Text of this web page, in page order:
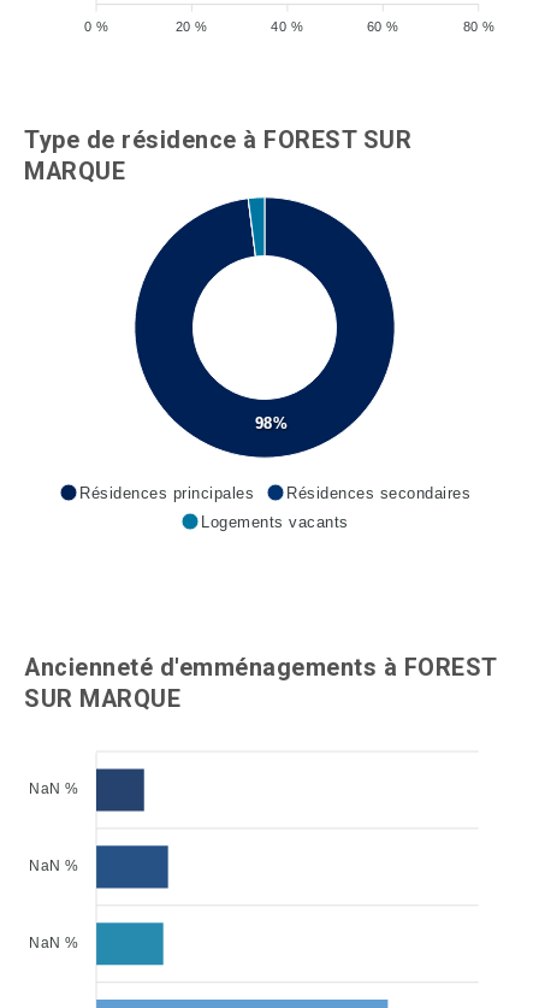
80 %
60 %
40 %
20 %
0 %
Type de résidence à FOREST SUR
MARQUE
98%
Résidences principales
Résidences secondaires
Logements vacants
Ancienneté d'emménagements à FOREST
SUR MARQUE
NaN %
NaN %
NaN %